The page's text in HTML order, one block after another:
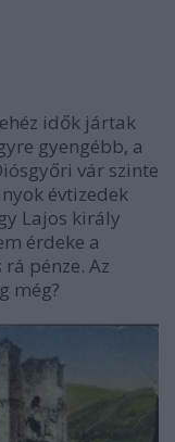
idők jártak
gyengébb, a
vár szinte
évtizedek
Lajos király
érdeke a
pénze. Az
még?